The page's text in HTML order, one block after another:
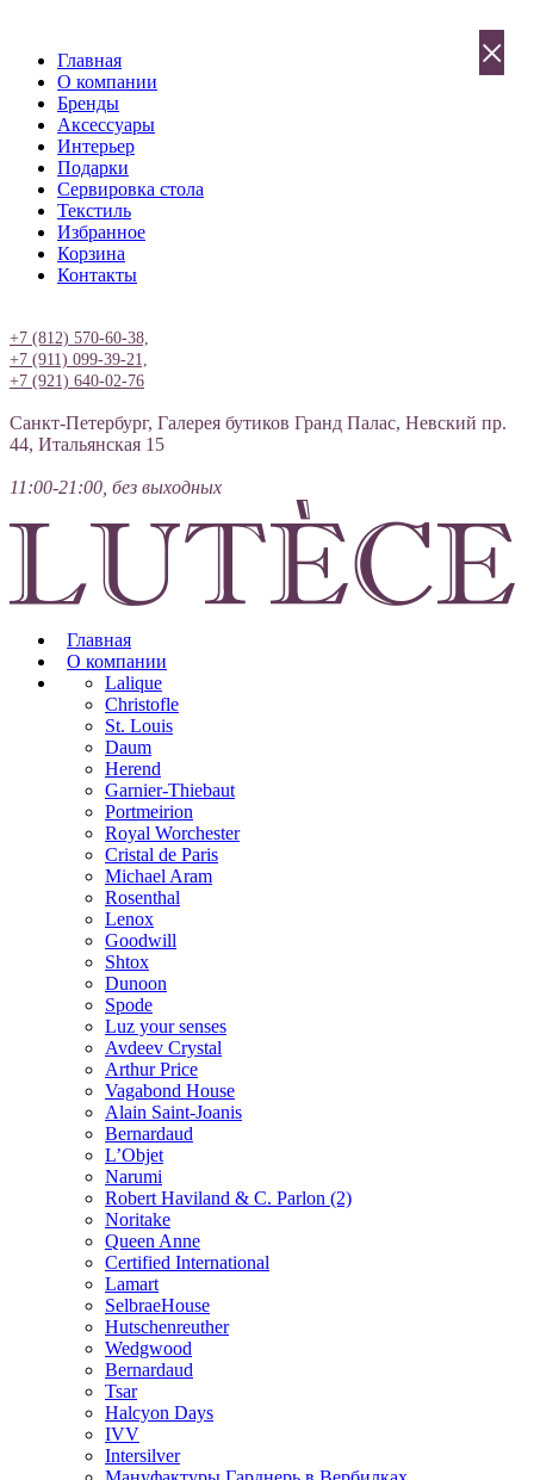
Главная
О компании
Бренды
Аксессуары
Интерьер
Подарки
Сервировка стола
Текстиль
Избранное
Корзина
Контакты
+7 (812) 570-60-38,
+7 (911) 099-39-21,
+7 (921) 640-02-76
Санкт-Петербург, Галерея бутиков Гранд Палас, Невский пр.
44, Итальянская 15
11:00-21:00, без выходных
Главная
О компании
Lalique
Christofle
St. Louis
Daum
Herend
Garnier-Thiebaut
Portmeirion
Royal Worchester
Cristal de Paris
Michael Aram
Rosenthal
Lenox
Goodwill
Shtox
Dunoon
Spode
Luz your senses
Avdeev Crystal
Arthur Price
Vagabond House
Alain Saint-Joanis
Bernardaud
L’Objet
Narumi
Robert Haviland & C. Parlon (2)
Noritakе
Queen Anne
Certified International
Lamart
SelbraeHouse
Hutschenreuther
Wedgwood
Bernardaud
Tsar
Halcyon Days
IVV
Intersilver
×